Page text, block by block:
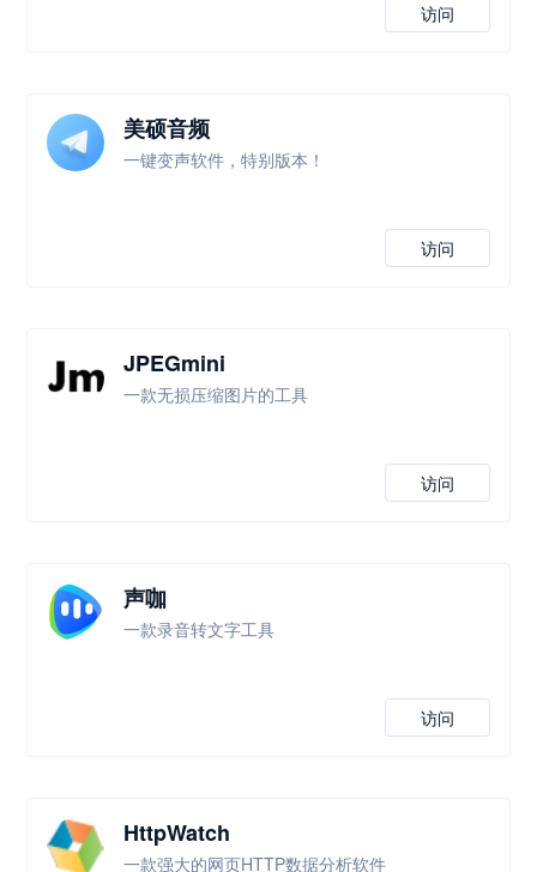
访问
美硕音频
一键变声软件，特别版本！
访问
JPEGmini
一款无损压缩图片的工具
访问
声咖
一款录音转文字工具
访问
HttpWatch
一款强大的网页HTTP数据分析软件